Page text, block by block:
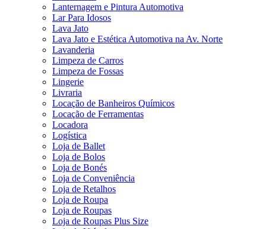
Lanternagem e Pintura Automotiva
Lar Para Idosos
Lava Jato
Lava Jato e Estética Automotiva na Av. Norte
Lavanderia
Limpeza de Carros
Limpeza de Fossas
Lingerie
Livraria
Locação de Banheiros Químicos
Locação de Ferramentas
Locadora
Logística
Loja de Ballet
Loja de Bolos
Loja de Bonés
Loja de Conveniência
Loja de Retalhos
Loja de Roupa
Loja de Roupas
Loja de Roupas Plus Size